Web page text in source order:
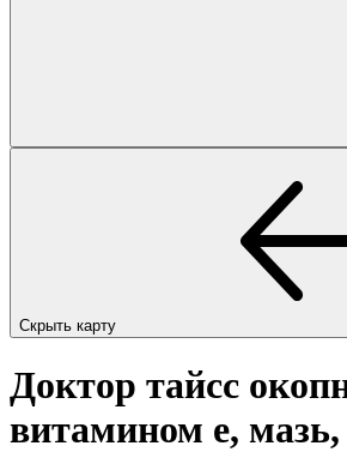
Скрыть карту
Доктор тайсс
витамином е, мазь,